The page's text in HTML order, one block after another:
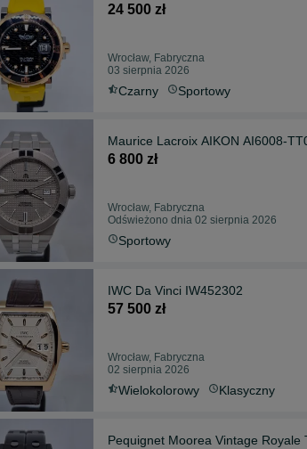
24 500 zł
Wrocław, Fabryczna
03 sierpnia 2026
Czarny Sportowy
Maurice Lacroix AIKON AI6008-
6 800 zł
Wrocław, Fabryczna
Odświeżono dnia 02 sierpnia 2026
Sportowy
IWC Da Vinci IW452302
57 500 zł
Wrocław, Fabryczna
02 sierpnia 2026
Wielokolorowy Klasyczny
Pequignet Moorea Vintage Royale